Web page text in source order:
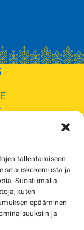
tallentamiseen
selauskokemusta ja
Suostumalla
kuten
epääminen
ja